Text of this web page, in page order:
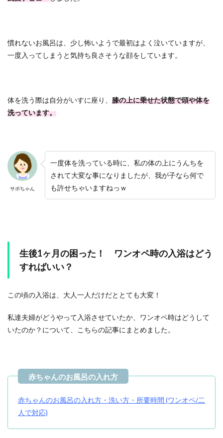
慣れないお風呂は、少し怖いようで最初はよく泣いていますが、
一度入ってしまうと気持ち良さそうな顔をしています。
体を洗う際は自分がいすに座り、 膝の上に乗せた状態で頭や体を
洗っています。
サボちゃん
一度体を洗っている時に、私の体の上にうんちを
されて大変な事になりましたが、我が子なら何で
も許せちゃいますねっｗ
生後1ヶ月の困った！ ワンオペ時の入浴はどう
すればいい？
この頃の入浴は、大人一人だけだととても大変！
私達夫婦がどうやって入浴させていたか、ワンオペ時はどうして
いたのか？について、こちらの記事にまとめました。
赤ちゃんのお風呂の入れ方・洗い方・所要時間 (ワンオペ/二
人で対応)